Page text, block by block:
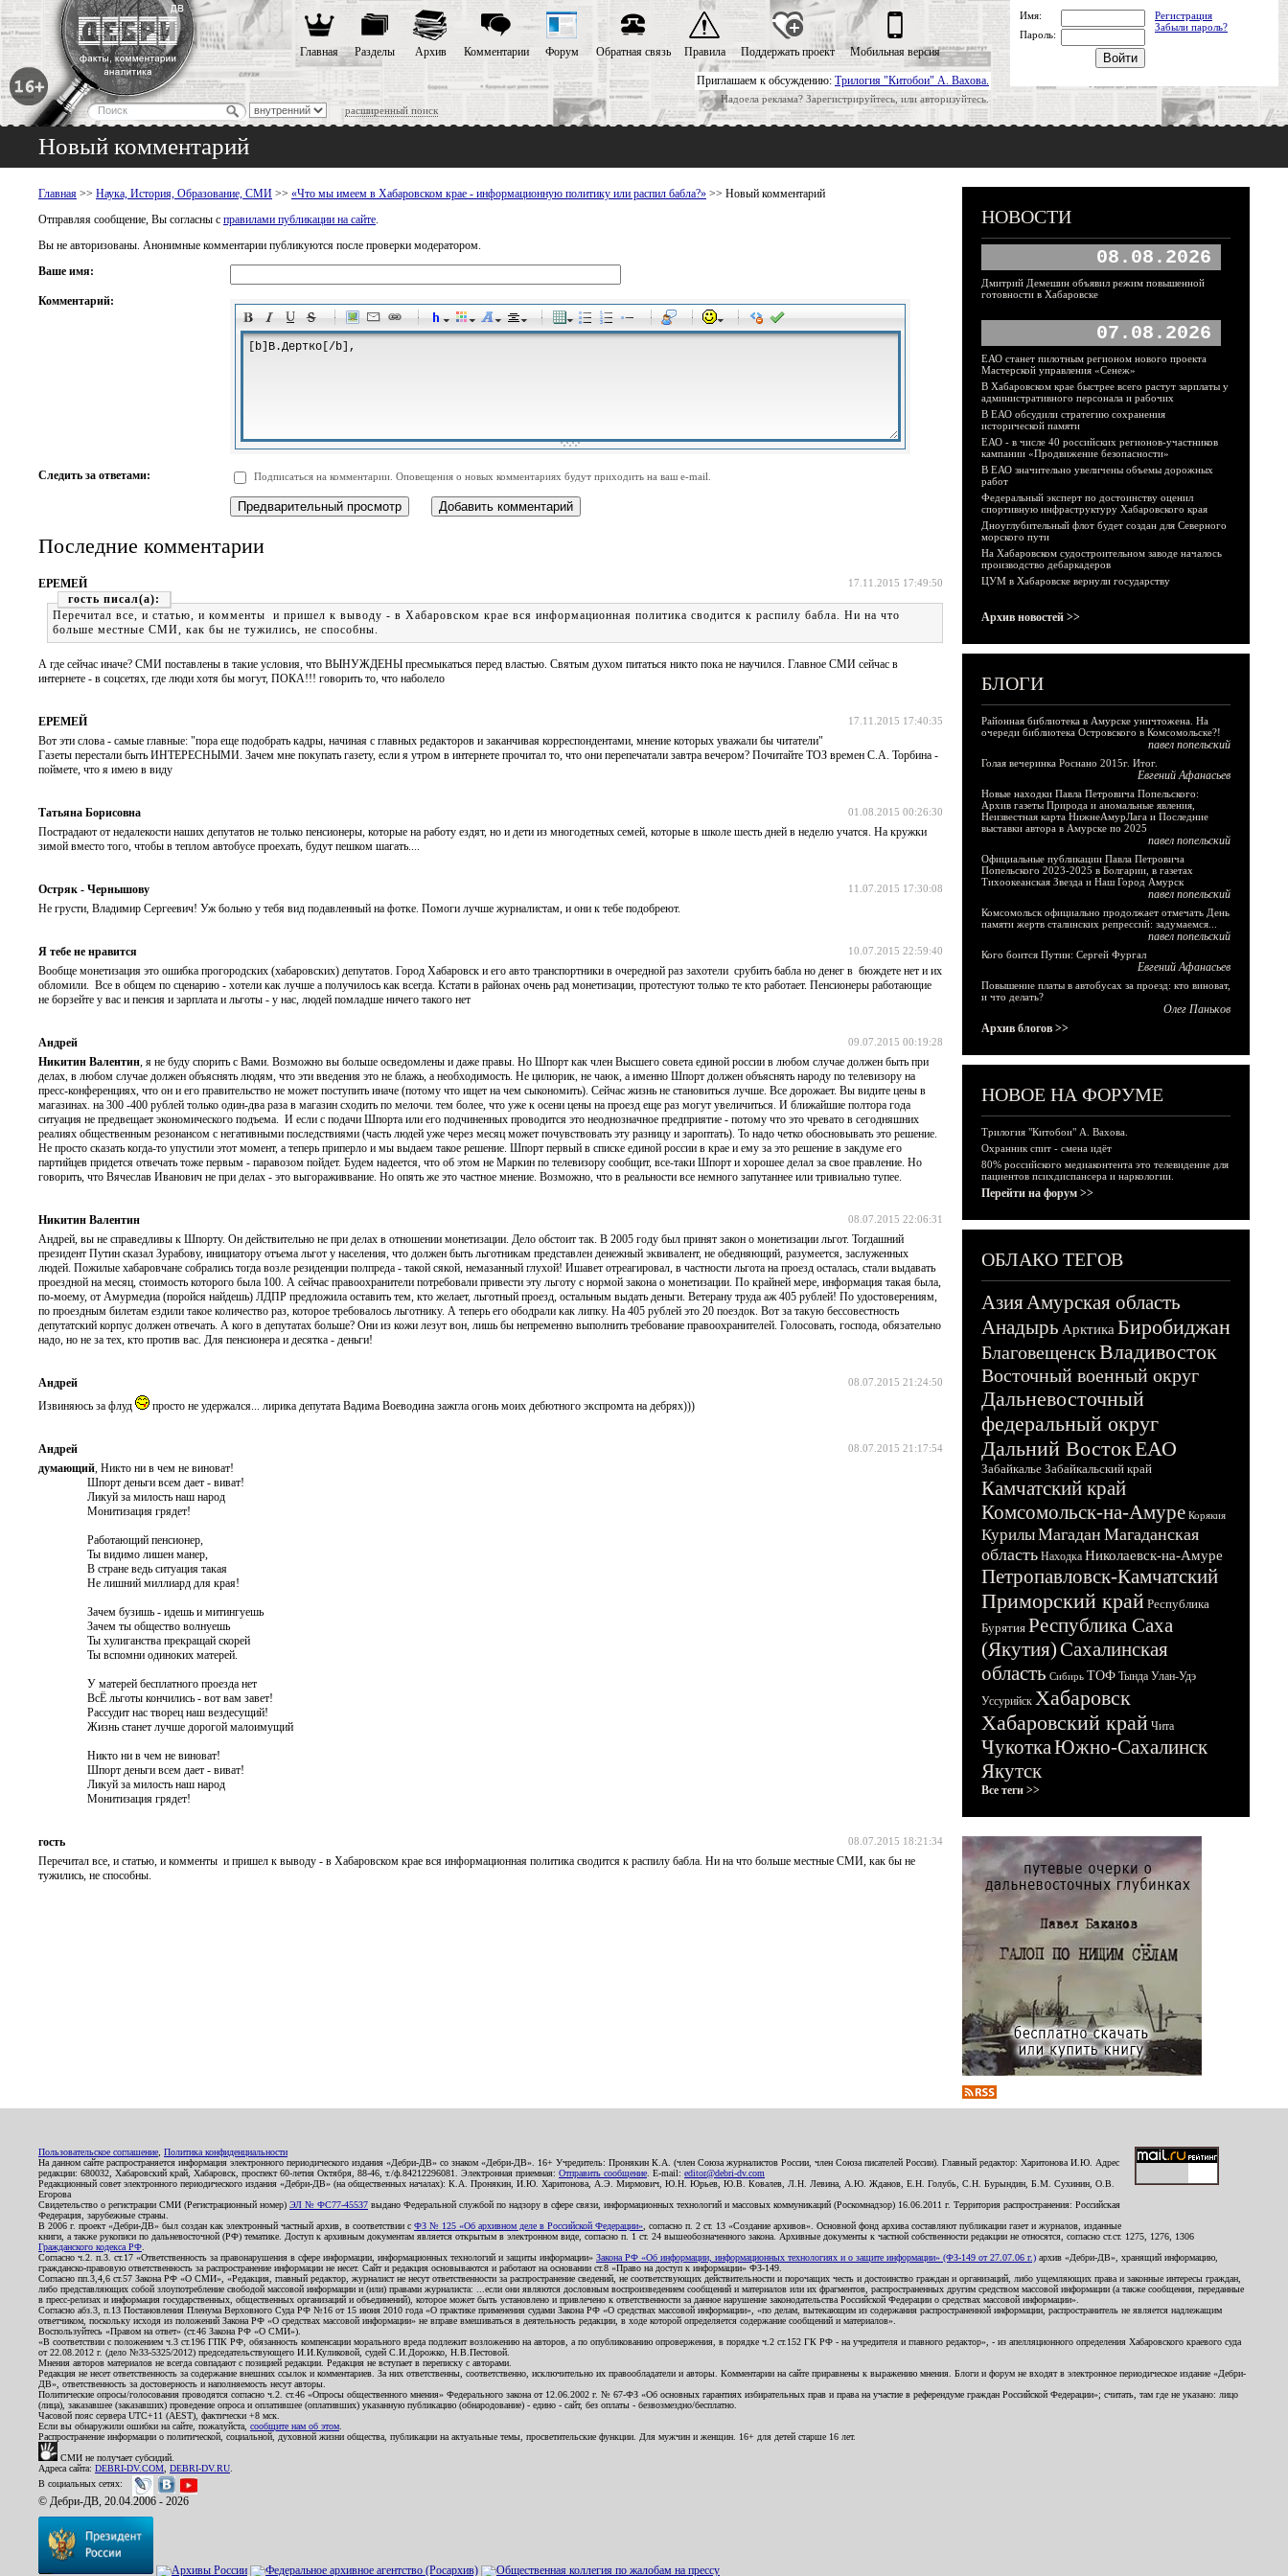
Приглашаем к обсуждению: Трилогия "Китобои" А. Вахова.
Надоела реклама? Зарегистрируйтесь, или авторизуйтесь.
расширенный поиск
Главная Разделы Архив Комментарии Форум Обратная связь Правила Поддержать проект Мобильная версия
Имя:
Регистрация
Забыли пароль?
Пароль:
Новый комментарий
Главная >> Наука, История, Образование, СМИ >> «Что мы имеем в Хабаровском крае - информационную политику или распил бабла?» >> Новый комментарий
Отправляя сообщение, Вы согласны с правилами публикации на сайте.
Вы не авторизованы. Анонимные комментарии публикуются после проверки модератором.
Ваше имя:
Комментарий:
-
-
-
-
-
-
-
-
-
-
-
-
-
-
-
-
-
-
-
-
-
-
-
-
-
-
-
-
Следить за ответами: Подписаться на комментарии. Оповещения о новых комментариях будут приходить на ваш e-mail.
Последние комментарии
17.11.2015 17:49:50
ЕРЕМЕЙ
гость
Перечитал все, и статью, и комменты и пришел к выводу - в Хабаровском крае вся информационная политика сводится к распилу бабла. Ни на что
больше местные СМИ, как бы не тужились, не способны.
А где сейчас иначе? СМИ поставлены в такие условия, что ВЫНУЖДЕНЫ пресмыкаться перед властью. Святым духом питаться никто пока не научился. Главное СМИ сейчас в
интернете - в соцсетях, где люди хотя бы могут, ПОКА!!! говорить то, что наболело
17.11.2015 17:40:35
ЕРЕМЕЙ
Вот эти слова - самые главные: "пора еще подобрать кадры, начиная с главных редакторов и заканчивая корреспондентами, мнение которых уважали бы читатели"
Газеты перестали быть ИНТЕРЕСНЫМИ. Зачем мне покупать газету, если я утром в интернете прочитал то, что они перепечатали завтра вечером? Почитайте ТОЗ времен С.А. Торбина -
поймете, что я имею в виду
01.08.2015 00:26:30
Татьяна Борисовна
Пострадают от недалекости наших депутатов не только пенсионеры, которые на работу ездят, но и дети из многодетных семей, которые в школе шесть дней в неделю учатся. На кружки
зимой вместо того, чтобы в теплом автобусе проехать, будут пешком шагать....
11.07.2015 17:30:08
Остряк - Чернышову
Не грусти, Владимир Сергеевич! Уж больно у тебя вид подавленный на фотке. Помоги лучше журналистам, и они к тебе подобреют.
10.07.2015 22:59:40
Я тебе не нравится
Вообще монетизация это ошибка прогородских (хабаровских) депутатов. Город Хабаровск и его авто транспортники в очередной раз захотели срубить бабла но денег в бюждете нет и их
обломили. Все в общем по сценарию - хотели как лучше а получилось как всегда. Кстати в районах очень рад монетизации, протестуют только те кто работает. Пенсионеры работающие
не борзейте у вас и пенсия и зарплата и льготы - у нас, людей помладше ничего такого нет
09.07.2015 00:19:28
Андрей
Никитин Валентин , я не буду спорить с Вами. Возможно вы больше осведомлены и даже правы. Но Шпорт как член Высшего совета единой россии в любом случае должен быть при
делах, в любом случае должен объяснять людям, что эти введения это не блажь, а необходимость. Не цилюрик, не чаюк, а именно Шпорт должен объяснять народу по телевизору на
пресс-конференциях, что он и его правительство не может поступить иначе (потому что ищет на чем сыкономить). Сейчас жизнь не становиться лучше. Все дорожает. Вы видите цены в
магазинах. на 300 -400 рублей только один-два раза в магазин сходить по мелочи. тем более, что уже к осени цены на проезд еще раз могут увеличиться. И ближайшие полтора года
ситуация не предвещает экономического подъема. И если с подачи Шпорта или его подчиненных проводится это неоднозначное предприятие - потому что это чревато в сегодняшних
реалиях общественным резонансом с негативными последствиями (часть людей уже через месяц может почувствовать эту разницу и зароптать). То надо четко обосновывать это решение.
Не просто сказать когда-то упустили этот момент, а теперь приперло и мы выдаем такое решение. Шпорт первый в списке единой россии в крае и ему за это решение в закдуме его
партийцев придется отвечать тоже первым - паравозом пойдет. Будем надеется, что об этом не Маркин по телевизору сообщит, все-таки Шпорт и хорошее делал за свое правление. Но
говорить, что Вячеслав Иванович не при делах - это выгораживвание. Но опять же это частное мнение. Возможно, что в реальности все немного запутаннее или тривиально тупее.
08.07.2015 22:06:31
Никитин Валентин
Андрей, вы не справедливы к Шпорту. Он действительно не при делах в отношении монетизации. Дело обстоит так. В 2005 году был принят закон о монетизации льгот. Тогдашний
президент Путин сказал Зурабову, инициатору отъема льгот у населения, что должен быть льготникам представлен денежный эквивалент, не обедняющий, разумеется, заслуженных
людей. Пожилые хабаровчане собрались тогда возле резиденции полпреда - такой сякой, немазанный глухой! Ишавет отреагировал, в частности льгота на проезд осталась, стали выдавать
проездной на месяц, стоимость которого была 100. А сейчас правоохранители потребовали привести эту льготу с нормой закона о монетизации. По крайней мере, информация такая была,
по-моему, от Амурмедиа (поройся найдешь) ЛДПР предложила оставить тем, кто желает, льготный проезд, остальным выдать деньги. Ветерану труда аж 405 рублей! По удостоверениям,
по проездным билетам ездили такое количество раз, которое требовалось льготнику. А теперь его ободрали как липку. На 405 рублей это 20 поездок. Вот за такую бессовестность
депутатский корпус должен отвечать. А кого в депутатах больше? Они из кожи лезут вон, лишь бы непременно выполнить требование правоохранителей. Голосовать, господа, обязательно
надо, но не за тех, кто против вас. Для пенсионера и десятка - деньги!
08.07.2015 21:24:50
Андрей
Извиняюсь за флуд
просто не удержался... лирика депутата Вадима Воеводина зажгла огонь моих дебютного экспромта на дебрях)))
08.07.2015 21:17:54
Андрей
думающий , Никто ни в чем не виноват!
Шпорт деньги всем дает - виват!
Ликуй за милость наш народ
Монитизация грядет!
Работающий пенсионер,
Ты видимо лишен манер,
В стране ведь ситуация такая
Не лишний миллиард для края!
Зачем бузишь - идешь и митингуешь
Зачем ты общество волнуешь
Ты хулиганства прекращай скорей
Ты вспомни одиноких матерей.
У матерей бесплатного проезда нет
ВсЁ льготы кончились - вот вам завет!
Рассудит нас творец наш вездесущий!
Жизнь станет лучше дорогой малоимущий
Никто ни в чем не виноват!
Шпорт деньги всем дает - виват!
Ликуй за милость наш народ
Монитизация грядет!
08.07.2015 18:21:34
гость
Перечитал все, и статью, и комменты и пришел к выводу - в Хабаровском крае вся информационная политика сводится к распилу бабла. Ни на что больше местные СМИ, как бы не
тужились, не способны.
НОВОСТИ
08.08.2026
Дмитрий Демешин объявил режим повышенной
готовности в Хабаровске
07.08.2026
ЕАО станет пилотным регионом нового проекта
Мастерской управления «Сенеж»
В Хабаровском крае быстрее всего растут зарплаты у
административного персонала и рабочих
В ЕАО обсудили стратегию сохранения
исторической памяти
ЕАО - в числе 40 российских регионов-участников
кампании «Продвижение безопасности»
В ЕАО значительно увеличены объемы дорожных
работ
Федеральный эксперт по достоинству оценил
спортивную инфраструктуру Хабаровского края
Дноуглубительный флот будет создан для Северного
морского пути
На Хабаровском судостроительном заводе началось
производство дебаркадеров
ЦУМ в Хабаровске вернули государству
Архив новостей >>
БЛОГИ
Районная библиотека в Амурске уничтожена. На
очереди библиотека Островского в Комсомольске?!
павел попельский
Голая вечеринка Роснано 2015г. Итог.
Евгений Афанасьев
Новые находки Павла Петровича Попельского:
Архив газеты Природа и аномальные явления,
Неизвестная карта НижнеАмурЛага и Последние
выставки автора в Амурске по 2025
павел попельский
Официальные публикации Павла Петровича
Попельского 2023-2025 в Болгарии, в газетах
Тихоокеанская Звезда и Наш Город Амурск
павел попельский
Комсомольск официально продолжает отмечать День
памяти жертв сталинских репрессий: задумаемся...
павел попельский
Кого боится Путин: Сергей Фургал
Евгений Афанасьев
Повышение платы в автобусах за проезд: кто виноват,
и что делать?
Олег Паньков
Архив блогов >>
НОВОЕ НА ФОРУМЕ
Трилогия "Китобои" А. Вахова.
Охранник спит - смена идёт
80% российского медиаконтента это телевидение для
пациентов психдиспансера и наркологии.
Перейти на форум >>
ОБЛАКО ТЕГОВ
АзияАмурская область
Анадырь Арктика Биробиджан
БлаговещенскВладивосток
Восточный военный округ
Дальневосточный
федеральный округ
Дальний ВостокЕАО
Забайкалье Забайкальский край
Камчатский край
Комсомольск-на-Амуре Корякия
КурилыМагадан Магаданская
область Находка Николаевск-на-Амуре
Петропавловск-Камчатский
Приморский край Республика
Бурятия Республика Саха
(Якутия)Сахалинская
область Сибирь ТОФ Тында Улан-Удэ
Уссурийск Хабаровск
Хабаровский край Чита
ЧукоткаЮжно-Сахалинск
Якутск
Все теги >>
Пользовательское соглашение Политика конфиденциальности
На данном сайте распространяется информация электронного периодического издания «Дебри-ДВ» со знаком «Дебри-ДВ». 16+ Учредитель: Пронякин К.А. (член Союза журналистов России, член Союза писателей России). Главный редактор: Харитонова И.Ю. Адрес
редакции: 680032, Хабаровский край, Хабаровск, проспект 60-летия Октября, 88-46, т./ф.84212296081. Электронная приемная: Отправить сообщение . E-mail: editor@debri-dv.com
Редакционный совет электронного периодического издания «Дебри-ДВ» (на общественных началах): К.А. Пронякин, И.Ю. Харитонова, А.Э. Мирмович, Ю.Н. Юрьев, Ю.В. Ковалев, Л.Н. Левина, А.Ю. Жданов, Е.Н. Голубь, С.Н. Бурындин, Б.М. Сухинин, О.В.
Егорова
Свидетельство о регистрации СМИ (Регистрационный номер) ЭЛ № ФС77-45537 выдано Федеральной службой по надзору в сфере связи, информационных технологий и массовых коммуникаций (Роскомнадзор) 16.06.2011 г. Территория распространения: Российская
Федерация, зарубежные страны.
В 2006 г. проект «Дебри-ДВ» был создан как электронный частный архив, в соответствии с ФЗ № 125 «Об архивном деле в Российской Федерации» , согласно п. 2 ст. 13 «Создание архивов». Основной фонд архива составляют публикации газет и журналов, изданные
книги, а также рукописи по дальневосточной (РФ) тематике. Доступ к архивным документам является открытым в электронном виде, согласно п. 1 ст. 24 вышеобозначенного закона. Архивные документы к частной собственности редакции не относятся, согласно ст.ст. 1275, 1276, 1306
Гражданского кодекса РФ
Согласно ч.2. п.3. ст.17 «Ответственность за правонарушения в сфере информации, информационных технологий и защиты информации» Закона РФ «Об информации, информационных технологиях и о защите информации» (ФЗ-149 от 27.07.06 г.) архив «Дебри-ДВ», хранящий информацию,
гражданско-правовую ответственность за распространение информации не несет. Сайт и редакция основываются и работают на основании ст.8 «Право на доступ к информации» ФЗ-149.
Согласно пп.3,4,6 ст.57 Закона РФ «О СМИ», «Редакция, главный редактор, журналист не несут ответственности за распространение сведений, не соответствующих действительности и порочащих честь и достоинство граждан и организаций, либо ущемляющих права и законные интересы граждан,
либо представляющих собой злоупотребление свободой массовой информации и (или) правами журналиста: ...если они являются дословным воспроизведением сообщений и материалов или их фрагментов, распространенных другим средством массовой информации (а также сообщения, переданные
в пресс-релизах и информация государственных, общественных организаций и объединений), которое может быть установлено и привлечено к ответственности за данное нарушение законодательства Российской Федерации о средствах массовой информации».
Согласно абз.3, п.13 Постановления Пленума Верховного Суда РФ №16 от 15 июня 2010 года «О практике применения судами Закона РФ «О средствах массовой информации», «по делам, вытекающим из содержания распространенной информации, распространитель не является надлежащим
ответчиком, поскольку исходя из положений Закона РФ «О средствах массовой информации» не вправе вмешиваться в деятельность редакции, в ходе которой определяется содержание сообщений и материалов».
Воспользуйтесь «Правом на ответ» (ст.46 Закона РФ «О СМИ»).
«В соответствии с положением ч.3 ст.196 ГПК РФ, обязанность компенсации морального вреда подлежит возложению на авторов, а по опубликованию опровержения, в порядке ч.2 ст.152 ГК РФ - на учредителя и главного редактор», - из апелляционного определения Хабаровского краевого суда
от 22.08.2012 г. (дело №33-5325/2012) председательствующего И.И.Куликовой, судей С.И.Дорожко, Н.В.Пестовой.
Мнения авторов материалов не всегда совпадают с позицией редакции. Редакция не вступает в переписку с авторами.
Редакция не несет ответственность за содержание внешних ссылок и комментариев. За них ответственны, соответственно, исключительно их правообладатели и авторы. Комментарии на сайте приравнены к выражению мнения. Блоги и форум не входят в электронное периодическое издание «Дебри-
ДВ», ответственность за достоверность и наполняемость несут авторы.
Политические опросы/голосования проводятся согласно ч.2. ст.46 «Опросы общественного мнения» Федерального закона от 12.06.2002 г. № 67-ФЗ «Об основных гарантиях избирательных прав и права на участие в референдуме граждан Российской Федерации»; считать, там где не указано: лицо
(лица), заказавшее (заказавших) проведение опроса и оплатившее (оплативших) указанную публикацию (обнародование) - едино - сайт, без оплаты - безвозмездно/бесплатно.
Часовой пояс сервера UTC+11 (AEST), фактически +8 мск.
Если вы обнаружили ошибки на сайте, пожалуйста, сообщите нам об этом
Распространение информации о политической, социальной, духовной жизни общества, публикации на актуальные темы, просветительские функции. Для мужчин и женщин. 16+ для детей старше 16 лет.
СМИ не получает субсидий.
Адреса сайта: DEBRI-DV.COM DEBRI-DV.RU
В социальных сетях:
© Дебри-ДВ, 20.04.2006 - 2026